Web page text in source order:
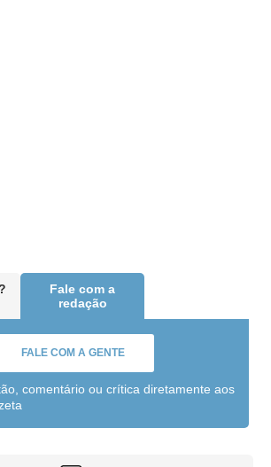
Fale com a
redação
FALE COM A GENTE
comentário ou crítica diretamente aos